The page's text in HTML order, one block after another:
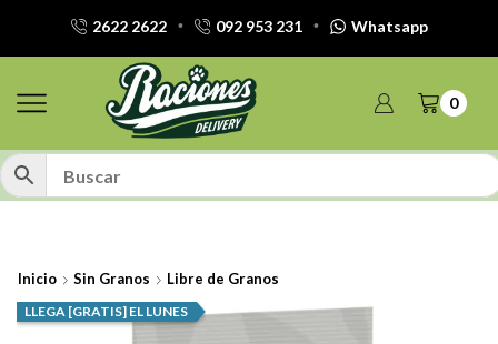
2622 2622 092 953 231 Whatsapp
0
Inicio Sin Granos Libre de Granos
LLEGA [GRATIS] EL LUNES